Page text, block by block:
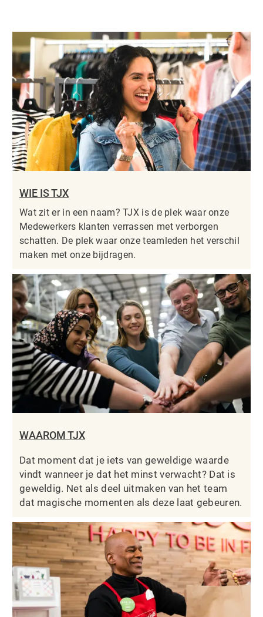
WIE IS TJX
Wat zit er in een naam? TJX is de plek waar onze
Medewerkers klanten verrassen met verborgen
schatten. De plek waar onze teamleden het verschil
maken met onze bijdragen.
WAAROM TJX
Dat moment dat je iets van geweldige waarde
vindt wanneer je dat het minst verwacht? Dat is
geweldig. Net als deel uitmaken van het team
dat magische momenten als deze laat gebeuren.